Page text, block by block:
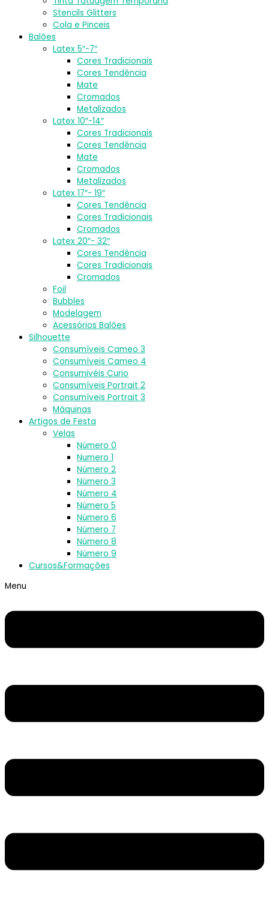
Stencils Glitters
Cola e Pinceis
Balões
Latex 5″-7″
Cores Tradicionais
Cores Tendência
Mate
Cromados
Metalizados
Latex 10″-14″
Cores Tradicionais
Cores Tendência
Mate
Cromados
Metalizados
Latex 17″- 19″
Cores Tendência
Cores Tradicionais
Cromados
Latex 20″- 32″
Cores Tendência
Cores Tradicionais
Cromados
Foil
Bubbles
Modelagem
Acessórios Balões
Silhouette
Consumíveis Cameo 3
Consumíveis Cameo 4
Consumivéis Curio
Consumíveis Portrait 2
Consumíveis Portrait 3
Máquinas
Artigos de Festa
Velas
Número 0
Numero 1
Número 2
Número 3
Número 4
Número 5
Número 6
Número 7
Número 8
Número 9
Cursos&Formações
Menu